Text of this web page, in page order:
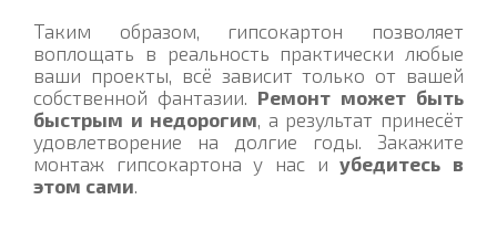
Таким образом, гипсокартон позволяет
воплощать в реальность практически любые
ваши проекты, всё зависит только от вашей
собственной фантазии. Ремонт может быть
быстрым и недорогим, а результат принесёт
удовлетворение на долгие годы. Закажите
монтаж гипсокартона у нас иубедитесь в
этом сами.